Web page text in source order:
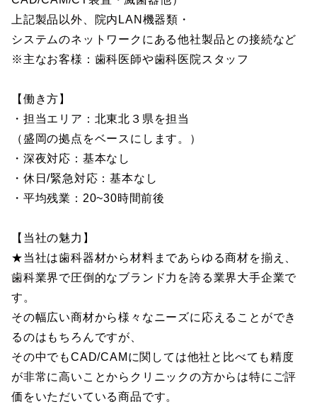
上記製品以外、院内LAN機器類・
システムのネットワークにある他社製品との接続など
※主なお客様：歯科医師や歯科医院スタッフ
【働き方】
・担当エリア：北東北３県を担当
（盛岡の拠点をベースにします。）
・深夜対応：基本なし
・休日/緊急対応：基本なし
・平均残業：20~30時間前後
【当社の魅力】
★当社は歯科器材から材料まであらゆる商材を揃え、
歯科業界で圧倒的なブランド力を誇る業界大手企業で
す。
その幅広い商材から様々なニーズに応えることができ
るのはもちろんですが、
その中でもCAD/CAMに関しては他社と比べても精度
が非常に高いことからクリニックの方からは特にご評
価をいただいている商品です。